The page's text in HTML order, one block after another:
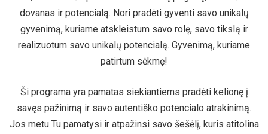
dovanas ir potencialą. Nori pradėti gyventi savo unikalų
gyvenimą, kuriame atskleistum savo rolę, savo tikslą ir
realizuotum savo unikalų potencialą. Gyvenimą, kuriame
patirtum sėkmę!
Ši programa yra pamatas siekiantiems pradėti kelionę į
savęs pažinimą ir savo autentiško potencialo atrakinimą.
Jos metu Tu pamatysi ir atpažinsi savo šešėlį, kuris atitolina